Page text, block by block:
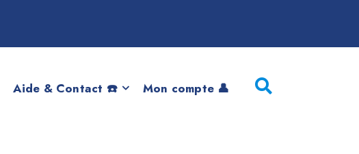
Aide & Contact ☎️ Mon compte 👤